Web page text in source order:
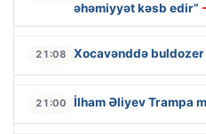
əhəmiyyət kəsb edir”
21:08 Xocavənddə
21:00 İlham Əliyev Trampa